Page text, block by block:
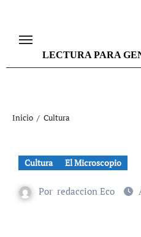
contenido
LECTURA PARA
Inicio Cultura
Cultura El Microscopio
Por redaccion Eco